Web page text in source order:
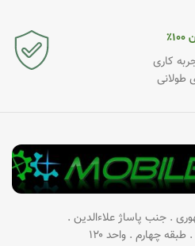
کاری
طولانی
. جنب پاساژ علاءالدین .
طبقه چهارم . واحد ۱۲۰